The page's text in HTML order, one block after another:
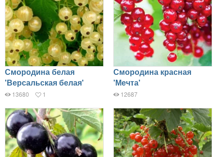
Смородина белая
'Версальская белая'
13680 1
Смородина красная
'Мечта'
12687